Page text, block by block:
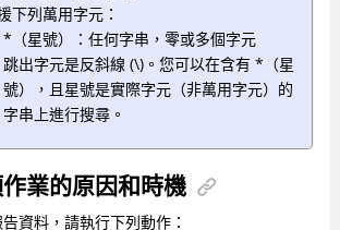
下列萬用字元：
*（星號）：任何字串，零或多個字元
跳出字元是反斜線 (\)。您可以在含有 *（星
號），且星號是實際字元（非萬用字元）的
字串上進行搜尋。
業的原因和時機
資料，請執行下列動作：